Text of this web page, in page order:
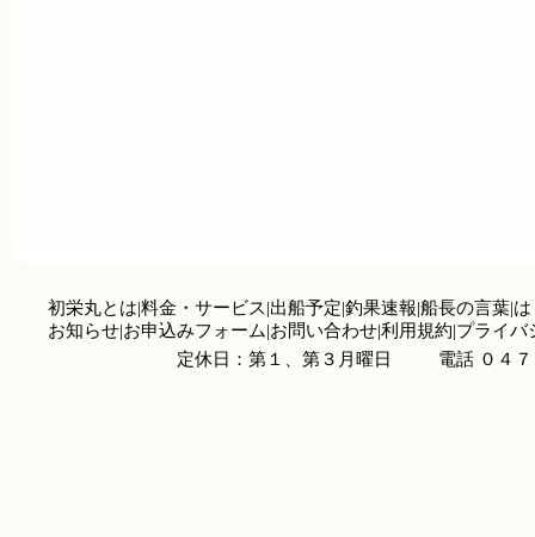
初栄丸とは|料金・サービス|出船予定|釣果速報|船長の言葉|
お知らせ|お申込みフォーム|お問い合わせ|利用規約|プライバ
定休日：第１、第３月曜日
電話 ０４